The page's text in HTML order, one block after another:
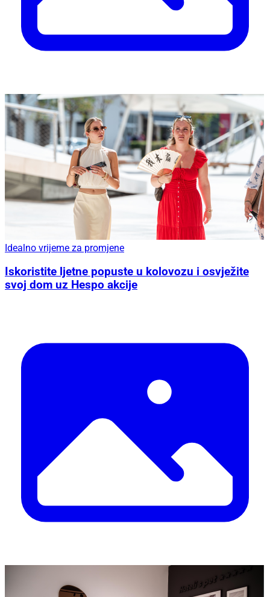
Idealno vrijeme za promjene
Iskoristite ljetne popuste u kolovozu i osvježite
svoj dom uz Hespo akcije